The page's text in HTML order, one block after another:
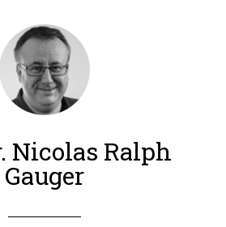
Nicolas Ralph
Gauger